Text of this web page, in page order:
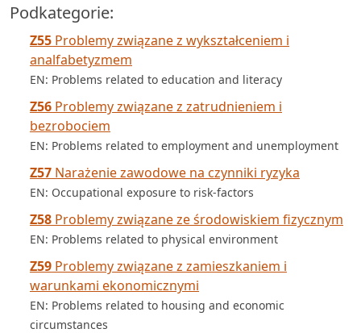
Podkategorie:
Z55 Problemy związane z wykształceniem i
analfabetyzmem
EN: Problems related to education and literacy
Z56 Problemy związane z zatrudnieniem i
bezrobociem
EN: Problems related to employment and unemployment
Z57 Narażenie zawodowe na czynniki ryzyka
EN: Occupational exposure to risk-factors
Z58 Problemy związane ze środowiskiem fizycznym
EN: Problems related to physical environment
Z59 Problemy związane z zamieszkaniem i
warunkami ekonomicznymi
EN: Problems related to housing and economic
circumstances